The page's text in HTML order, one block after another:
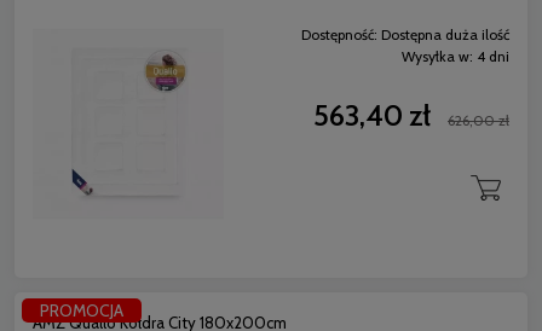
Dostępność: Dostępna duża ilość
Wysyłka w: 4 dni
563,40 zł 626,00 zł
AMZ Quallo Kołdra City 180x200cm
PROMOCJA